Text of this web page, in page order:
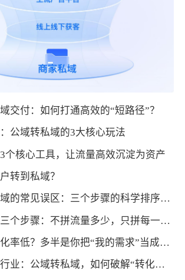
交付：如何打通高效的“短路径”？
公域转私域的3大核心玩法
个核心工具，让流量高效沉淀为资产
转到私域？
5.避开公域转私域的常见误区：三个步骤的科学排序与操作要点
6.公域转私域的三个步骤：不拼流量多少，只拼每一步的运营精度
7.公域转私域转化率低？多半是你把“我的需求”当成了“用户需求”
8.低频高客单价行业：公域转私域，如何破解“转化困局”？